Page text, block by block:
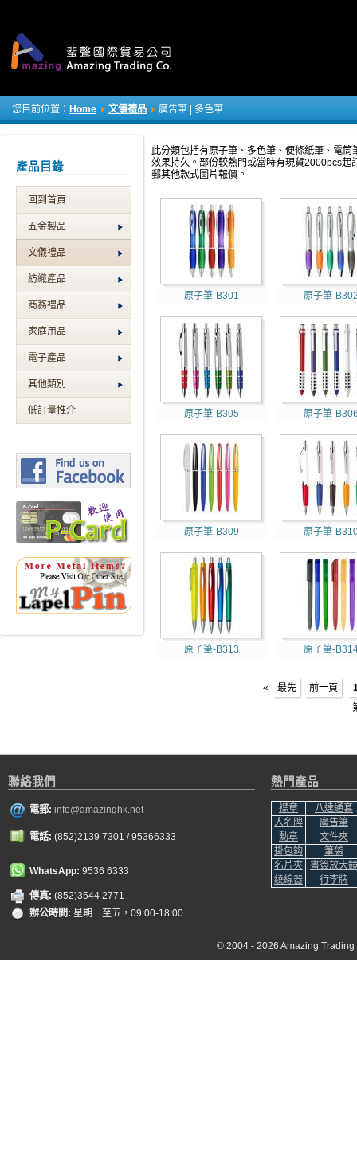
您目前位置： Home 文儀禮品 廣告筆 | 多色筆
產品目錄
回到首頁
五金製品
文儀禮品
紡織產品
商務禮品
家庭用品
電子產品
其他類別
低訂量推介
此分類包括有原子筆、多色筆、便條紙筆、電
效果持久。部份較熱門或當時有現貨2000pcs
郵其他款式圖片報價。
原子筆-B301 原子筆-
原子筆-B305 原子筆-
原子筆-B309 原子筆-
原子筆-B313 原子筆-
« 最先 前一頁
聯絡我們
電郵: info@amazinghk.net
電話: (852)2139 7301 / 95366333
WhatsApp: 9536 6333
傳真: (852)3544 2771
辦公時間: 星期一至五，09:00-18:00
熱門產品
襟章
八達通套
人名牌
廣告筆
勳章
文件夾
掛包鈎
筆袋
名片夾
書簽放大鏡
繞線器
行李牌
© 2004 - 2026 Amazing